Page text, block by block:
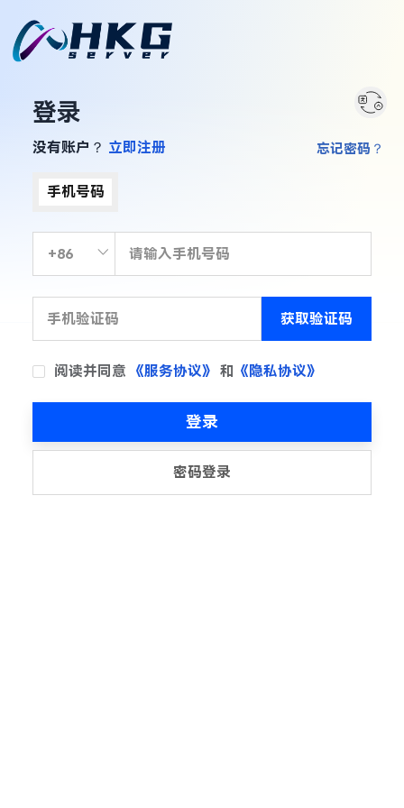
登录
没有账户？ 立即注册
手机号码
获取验证码
阅读并同意 《服务协议》 和 《隐私协议》
忘记密码？
登录
密码登录